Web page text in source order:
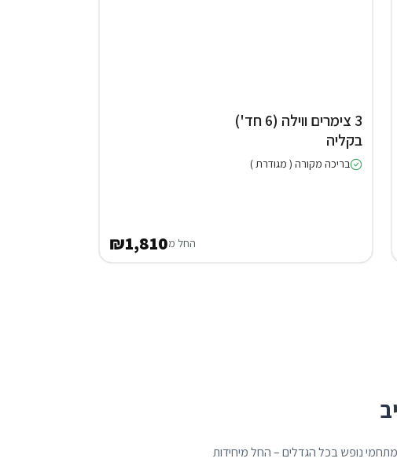
3 צימרים ווילה (6 חד')
בקליה
בריכה מקורה ( מגודרת )
החל מ₪1,810
זו של צימר 360 תמצאו צימרים מפנקים ומתחמי נופש בכל הגדלים – החל מיחידות